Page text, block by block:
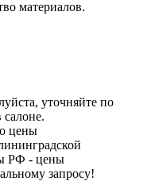
материалов.
уточняйте по
цены
РФ - цены
запросу!